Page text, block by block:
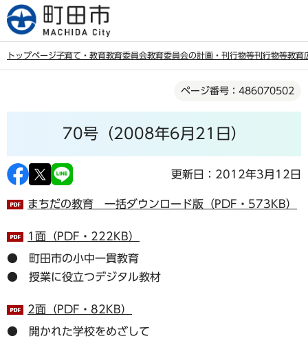
こ
の
す
トップページ子育て・教育教育委員会教育委員会の計画・刊行物等刊行物等教育
ら
ページ番号：486070502
70号（2008年6月21日）
更新日：2012年3月12日
まちだの教育 一括ダウンロード版（PDF・573KB）
1面（PDF・222KB）
● 町田市の小中一貫教育
● 授業に役立つデジタル教材
2面（PDF・82KB）
● 開かれた学校をめざして